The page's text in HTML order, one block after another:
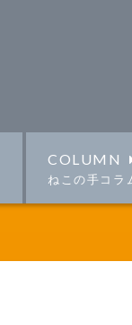
COLUMN
ねこの手コラ